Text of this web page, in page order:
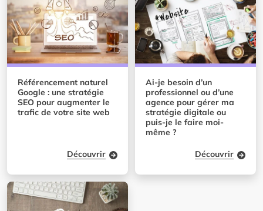
Référencement naturel
Google : une stratégie
SEO pour augmenter le
trafic de votre site web
Découvrir
Ai-je besoin d’un
professionnel ou d’une
agence pour gérer ma
stratégie digitale ou
puis-je le faire moi-
même ?
Découvrir